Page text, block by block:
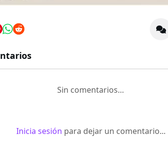
Sin comentarios…
Inicia sesión para dejar un comentario...